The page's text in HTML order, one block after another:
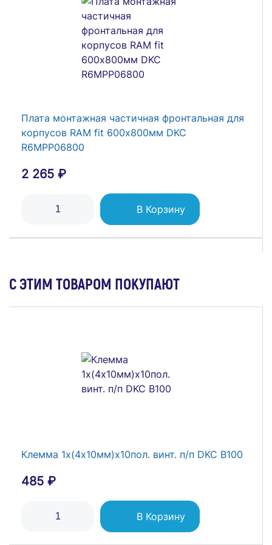
Плата монтажная частичная фронтальная для
корпусов RAM fit 600х800мм DKC
R6MPP06800
2 265 ₽
В Корзину
Плата монтажная частичная фронтальная для
С ЭТИМ ТОВАРОМ ПОКУПАЮТ
Клемма 1х(4х10мм)х10пол. винт. п/п DKC B100
485 ₽
В Корзину